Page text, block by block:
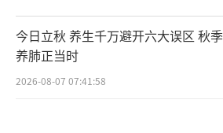
今日立秋 养生千万避开六大误区 秋季
养肺正当时
2026-08-07 07:41:58